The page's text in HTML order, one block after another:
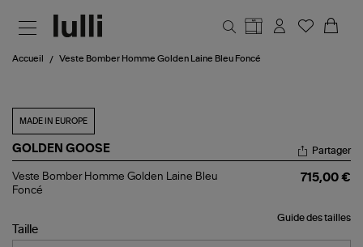
Accueil Veste Bomber Homme Golden Laine Bleu Foncé
MADE IN EUROPE
GOLDEN GOOSE
Veste
Bomber
Laine
Bleu
Partager
Veste Bomber Homme Golden Laine Bleu
Foncé
715,00 €
Guide des tailles
Taille